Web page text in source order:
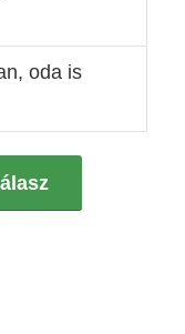
oda is